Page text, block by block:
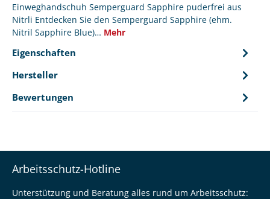
Einweghandschuh Semperguard Sapphire puderfrei aus
Nitrli Entdecken Sie den Semperguard Sapphire (ehm.
Nitril Sapphire Blue)… Mehr
Eigenschaften
Hersteller
Bewertungen
Arbeitsschutz-Hotline
Unterstützung und Beratung alles rund um Arbeitsschutz: